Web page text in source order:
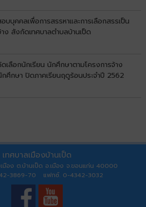
บบุคคลเพื่อการสรรหาและการเลือกสรรเป็น
ง สังกัดเทศบาลตำบลบ้านเป็ด
เลือกนักเรียน นักศึกษาตามโครงการจ้าง
กศึกษา ปิดภาคเรียนฤดูร้อนประจำปี 2562
เทศบาลเมืองบ้านเป็ด
มือง ต.บ้านเป็ด อ.เมือง จ.ขอนแก่น 40000
3869-70 แฟกซ์. 0-4342-3032